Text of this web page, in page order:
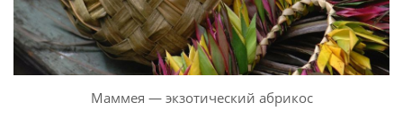
Маммея — экзотический абрикос